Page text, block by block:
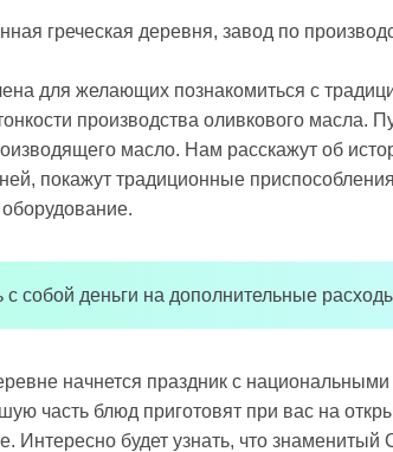
греческая деревня, завод по
для желающих познакомиться с
производства оливкового масла.
масло. Нам расскажут об
покажут традиционные
с собой деньги на дополнительные
начнется праздник с
часть блюд приготовят при вас на
Интересно будет узнать, что знаменитый